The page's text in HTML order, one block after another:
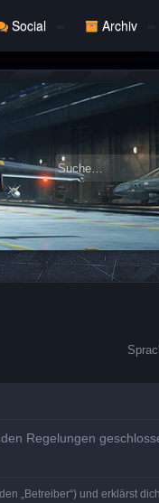
Social Archiv
Regelungen
„Betreiber“) und erklärst